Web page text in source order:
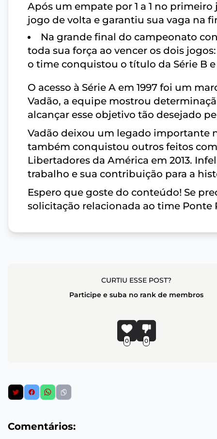
Após um empate por 1 a 1 no
jogo de volta e garantiu sua vaga na
Na grande final do campeonato
toda sua força ao vencer os dois
o time conquistou o título da Série B
O acesso à Série A em 1997 foi um
Vadão, a equipe mostrou
alcançar esse objetivo tão desejado
Vadão deixou um legado importante
também conquistou outros feitos
Libertadores da América em 2013.
trabalho e sua contribuição para a
Espero que goste do conteúdo! Se
solicitação relacionada ao time Ponte
CURTIU ESSE POST?
Participe e suba no rank de membros
0 0
Comentários: